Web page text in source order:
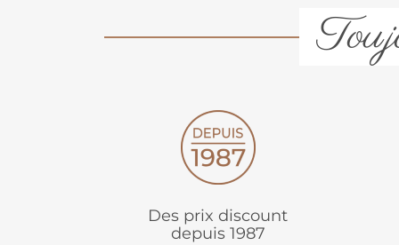
Des prix discount
depuis 1987